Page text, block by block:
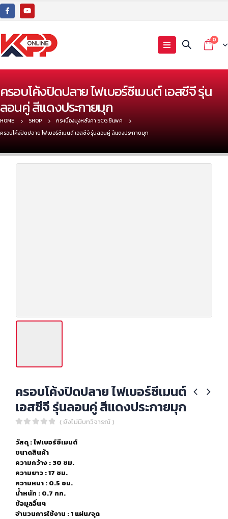
0
ครอบโค้งปิดปลาย ไฟเบอร์ซีเมนต์ เอสซีจี รุ่น
ลอนคู่ สีแดงประกายมุก
HOME SHOP
กระเบื้องมุงหลังคา SCG ซีแพค
ครอบโค้งปิดปลาย ไฟเบอร์ซีเมนต์ เอสซีจี รุ่นลอนคู่ สีแดงประกายมุก
ครอบโค้งปิดปลาย ไฟเบอร์ซีเมนต์
เอสซีจี รุ่นลอนคู่ สีแดงประกายมุก
( ยังไม่มีบทวิจารณ์ )
วัสดุ : ไฟเบอร์ซีเมนต์
ขนาดสินค้า
ความกว้าง : 30 ซม.
ความยาว : 17 ซม.
ความหนา : 0.5 ซม.
น้ำหนัก : 0.7 กก.
ข้อมูลอื่นๆ
จำนวนการใช้งาน : 1 แผ่น/จุด